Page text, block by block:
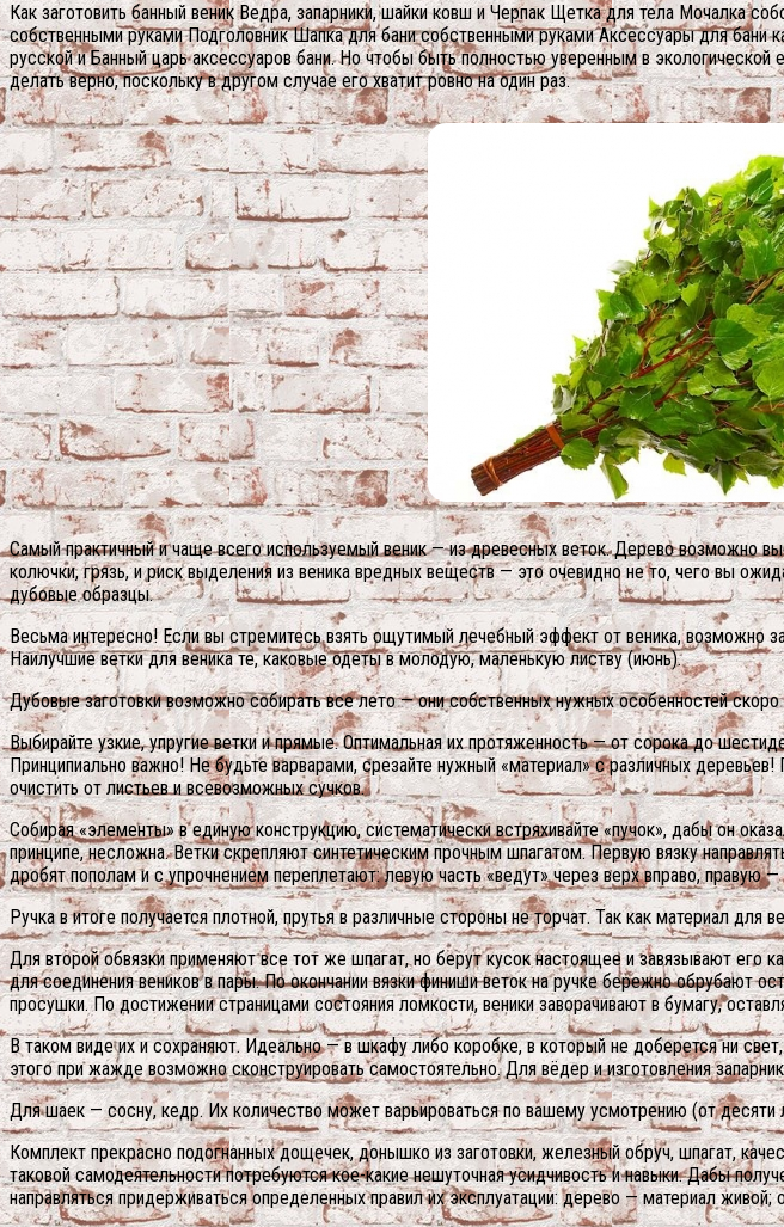
Как заготовить банный веник Ведра, запарники, шайки ковш и Черпак Щетка для тела Мочалка
собственными руками Подголовник Шапка для бани собственными руками Аксессуары для бани
русской и Банный царь аксессуаров бани. Но чтобы быть полностью уверенным в
делать верно, поскольку в другом случае его хватит ровно на один раз.
Самый практичный и чаще всего используемый веник — из древесных веток. Дерево возможно
колючки, грязь, и риск выделения из веника вредных веществ — это очевидно не то, чего вы
дубовые образцы.
Весьма интересно! Если вы стремитесь взять ощутимый лечебный эффект от веника, возможно
Наилучшие ветки для веника те, каковые одеты в молодую, маленькую листву (июнь).
Дубовые заготовки возможно собирать все лето — они собственных нужных особенностей
Выбирайте узкие, упругие ветки и прямые. Оптимальная их протяженность — от сорока до
Принципиально важно! Не будьте варварами, срезайте нужный «материал» с различных
очистить от листьев и всевозможных сучков.
Собирая «элементы» в единую конструкцию, систематически встряхивайте «пучок», дабы он
принципе, несложна. Ветки скрепляют синтетическим прочным шпагатом. Первую вязку
дробят пополам и с упрочнением переплетают: левую часть «ведут» через верх вправо, правую
Ручка в итоге получается плотной, прутья в различные стороны не торчат. Так как материал для
Для второй обвязки применяют все тот же шпагат, но берут кусок настоящее и завязывают
для соединения веников в пары. По окончании вязки финиши веток на ручке бережно обрубают
просушки. По достижении страницами состояния ломкости, веники заворачивают в бумагу,
В таком виде их и сохраняют. Идеально — в шкафу либо коробке, в который не доберется ни
этого при жажде возможно сконструировать самостоятельно. Для вёдер и изготовления
Для шаек — сосну, кедр. Их количество может варьироваться по вашему усмотрению (от десяти
Комплект прекрасно подогнанных дощечек, донышко из заготовки, железный обруч, шпагат,
таковой самодеятельности потребуются кое-какие нешуточная усидчивость и навыки. Дабы
направляться придерживаться определенных правил их эксплуатации: дерево — материал